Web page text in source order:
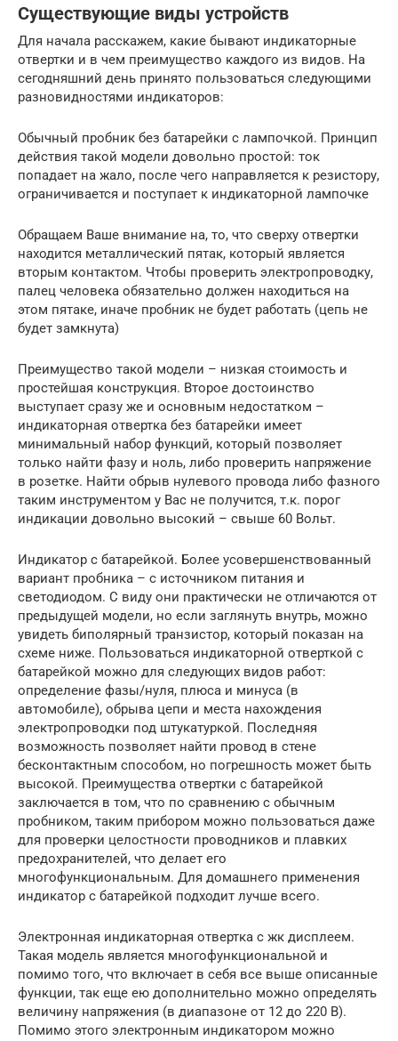
Существующие виды устройств
Для начала расскажем, какие бывают индикаторные
отвертки и в чем преимущество каждого из видов. На
сегодняшний день принято пользоваться следующими
разновидностями индикаторов:
Обычный пробник без батарейки с лампочкой. Принцип
действия такой модели довольно простой: ток
попадает на жало, после чего направляется к резистору,
ограничивается и поступает к индикаторной лампочке
Обращаем Ваше внимание на, то, что сверху отвертки
находится металлический пятак, который является
вторым контактом. Чтобы проверить электропроводку,
палец человека обязательно должен находиться на
этом пятаке, иначе пробник не будет работать (цепь не
будет замкнута)
Преимущество такой модели – низкая стоимость и
простейшая конструкция. Второе достоинство
выступает сразу же и основным недостатком –
индикаторная отвертка без батарейки имеет
минимальный набор функций, который позволяет
только найти фазу и ноль, либо проверить напряжение
в розетке. Найти обрыв нулевого провода либо фазного
таким инструментом у Вас не получится, т.к. порог
индикации довольно высокий – свыше 60 Вольт.
Индикатор с батарейкой. Более усовершенствованный
вариант пробника – с источником питания и
светодиодом. С виду они практически не отличаются от
предыдущей модели, но если заглянуть внутрь, можно
увидеть биполярный транзистор, который показан на
схеме ниже. Пользоваться индикаторной отверткой с
батарейкой можно для следующих видов работ:
определение фазы/нуля, плюса и минуса (в
автомобиле), обрыва цепи и места нахождения
электропроводки под штукатуркой. Последняя
возможность позволяет найти провод в стене
бесконтактным способом, но погрешность может быть
высокой. Преимущества отвертки с батарейкой
заключается в том, что по сравнению с обычным
пробником, таким прибором можно пользоваться даже
для проверки целостности проводников и плавких
предохранителей, что делает его
многофункциональным. Для домашнего применения
индикатор с батарейкой подходит лучше всего.
Электронная индикаторная отвертка с жк дисплеем.
Такая модель является многофункциональной и
помимо того, что включает в себя все выше описанные
функции, так еще ею дополнительно можно определять
величину напряжения (в диапазоне от 12 до 220 В).
Помимо этого электронным индикатором можно